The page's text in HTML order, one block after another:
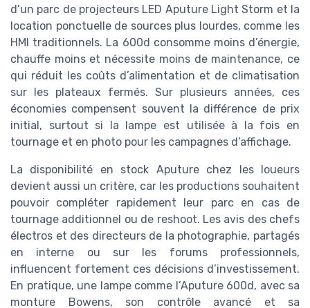
d’un parc de projecteurs LED Aputure Light Storm et la
location ponctuelle de sources plus lourdes, comme les
HMI traditionnels. La 600d consomme moins d’énergie,
chauffe moins et nécessite moins de maintenance, ce
qui réduit les coûts d’alimentation et de climatisation
sur les plateaux fermés. Sur plusieurs années, ces
économies compensent souvent la différence de prix
initial, surtout si la lampe est utilisée à la fois en
tournage et en photo pour les campagnes d’affichage.
La disponibilité en stock Aputure chez les loueurs
devient aussi un critère, car les productions souhaitent
pouvoir compléter rapidement leur parc en cas de
tournage additionnel ou de reshoot. Les avis des chefs
électros et des directeurs de la photographie, partagés
en interne ou sur les forums professionnels,
influencent fortement ces décisions d’investissement.
En pratique, une lampe comme l’Aputure 600d, avec sa
monture Bowens, son contrôle avancé et sa